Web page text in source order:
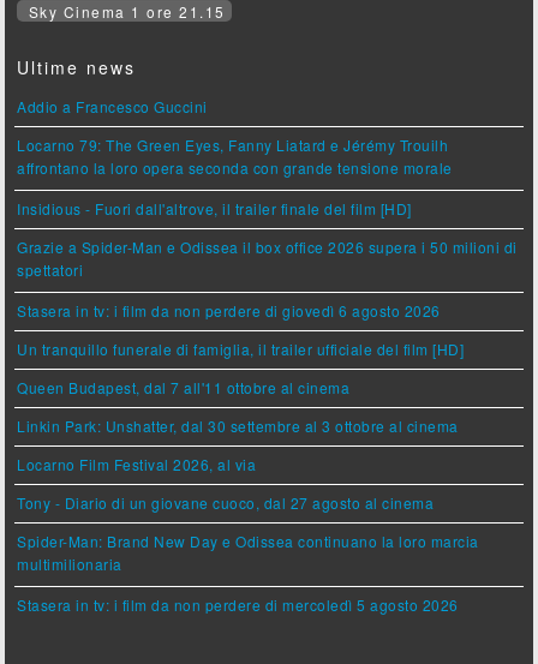
Sky Cinema 1 ore 21.15
Ultime news
Addio a Francesco Guccini
Locarno 79: The Green Eyes, Fanny Liatard e Jérémy Trouilh
affrontano la loro opera seconda con grande tensione morale
Insidious - Fuori dall'altrove, il trailer finale del film [HD]
Grazie a Spider-Man e Odissea il box office 2026 supera i 50 milioni di
spettatori
Stasera in tv: i film da non perdere di giovedì 6 agosto 2026
Un tranquillo funerale di famiglia, il trailer ufficiale del film [HD]
Queen Budapest, dal 7 all'11 ottobre al cinema
Linkin Park: Unshatter, dal 30 settembre al 3 ottobre al cinema
Locarno Film Festival 2026, al via
Tony - Diario di un giovane cuoco, dal 27 agosto al cinema
Spider-Man: Brand New Day e Odissea continuano la loro marcia
multimilionaria
Stasera in tv: i film da non perdere di mercoledì 5 agosto 2026